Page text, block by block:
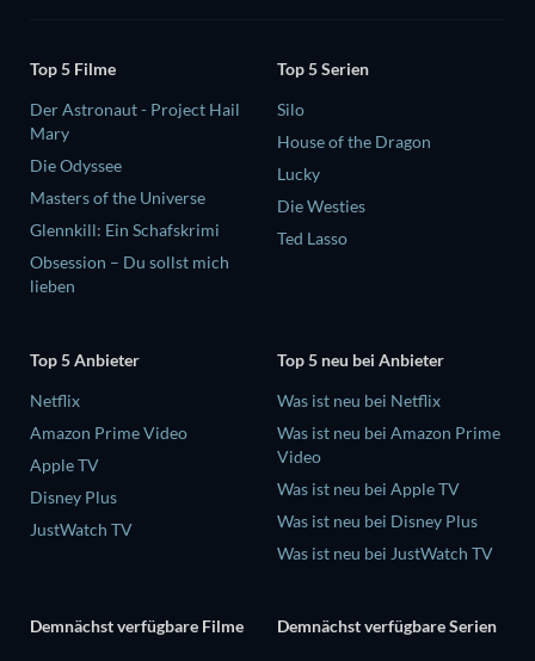
Top 5 Filme
Der Astronaut - Project Hail
Mary
Die Odyssee
Masters of the Universe
Glennkill: Ein Schafskrimi
Obsession – Du sollst mich
lieben
Top 5 Serien
Silo
House of the Dragon
Lucky
Die Westies
Ted Lasso
Top 5 Anbieter
Netflix
Amazon Prime Video
Apple TV
Disney Plus
JustWatch TV
Top 5 neu bei Anbieter
Was ist neu bei Netflix
Was ist neu bei Amazon Prime
Video
Was ist neu bei Apple TV
Was ist neu bei Disney Plus
Was ist neu bei JustWatch TV
Demnächst verfügbare Filme
Demnächst verfügbare Serien